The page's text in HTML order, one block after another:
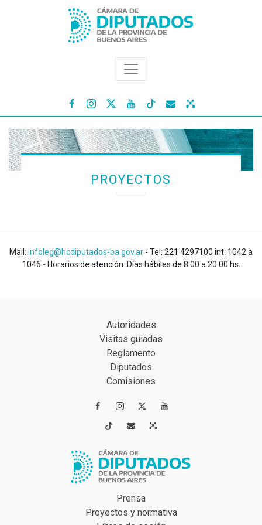
   
PROYECTOS
Mail: infoleg@hcdiputados-ba.gov.ar - Tel: 221 4297100 int: 1042 a
1046 - Horarios de atención: Días hábiles de 8:00 a 20:00 hs.
Autoridades
Visitas guiadas
Reglamento
Diputados
Comisiones
 
 
Prensa
Proyectos y normativa